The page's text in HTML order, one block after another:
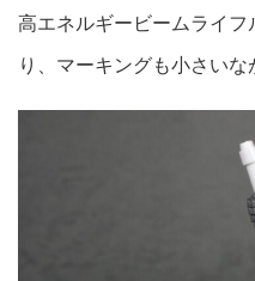
高エネルギービームライ
り、マーキングも小さいな